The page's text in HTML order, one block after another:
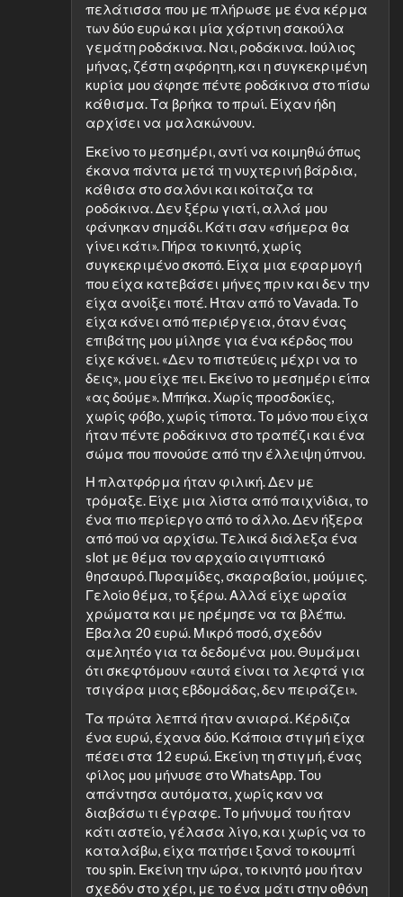
πελάτισσα που με πλήρωσε με ένα κέρμα
των δύο ευρώ και μία χάρτινη σακούλα
γεμάτη ροδάκινα. Ναι, ροδάκινα. Ιούλιος
μήνας, ζέστη αφόρητη, και η συγκεκριμένη
κυρία μου άφησε πέντε ροδάκινα στο πίσω
κάθισμα. Τα βρήκα το πρωί. Είχαν ήδη
αρχίσει να μαλακώνουν.
Εκείνο το μεσημέρι, αντί να κοιμηθώ όπως
έκανα πάντα μετά τη νυχτερινή βάρδια,
κάθισα στο σαλόνι και κοίταζα τα
ροδάκινα. Δεν ξέρω γιατί, αλλά μου
φάνηκαν σημάδι. Κάτι σαν «σήμερα θα
γίνει κάτι». Πήρα το κινητό, χωρίς
συγκεκριμένο σκοπό. Είχα μια εφαρμογή
που είχα κατεβάσει μήνες πριν και δεν την
είχα ανοίξει ποτέ. Ήταν από το Vavada. Το
είχα κάνει από περιέργεια, όταν ένας
επιβάτης μου μίλησε για ένα κέρδος που
είχε κάνει. «Δεν το πιστεύεις μέχρι να το
δεις», μου είχε πει. Εκείνο το μεσημέρι είπα
«ας δούμε». Μπήκα. Χωρίς προσδοκίες,
χωρίς φόβο, χωρίς τίποτα. Το μόνο που είχα
ήταν πέντε ροδάκινα στο τραπέζι και ένα
σώμα που πονούσε από την έλλειψη ύπνου.
Η πλατφόρμα ήταν φιλική. Δεν με
τρόμαξε. Είχε μια λίστα από παιχνίδια, το
ένα πιο περίεργο από το άλλο. Δεν ήξερα
από πού να αρχίσω. Τελικά διάλεξα ένα
slot με θέμα τον αρχαίο αιγυπτιακό
θησαυρό. Πυραμίδες, σκαραβαίοι, μούμιες.
Γελοίο θέμα, το ξέρω. Αλλά είχε ωραία
χρώματα και με ηρέμησε να τα βλέπω.
Έβαλα 20 ευρώ. Μικρό ποσό, σχεδόν
αμελητέο για τα δεδομένα μου. Θυμάμαι
ότι σκεφτόμουν «αυτά είναι τα λεφτά για
τσιγάρα μιας εβδομάδας, δεν πειράζει».
Τα πρώτα λεπτά ήταν ανιαρά. Κέρδιζα
ένα ευρώ, έχανα δύο. Κάποια στιγμή είχα
πέσει στα 12 ευρώ. Εκείνη τη στιγμή, ένας
φίλος μου μήνυσε στο WhatsApp. Του
απάντησα αυτόματα, χωρίς καν να
διαβάσω τι έγραφε. Το μήνυμά του ήταν
κάτι αστείο, γέλασα λίγο, και χωρίς να το
καταλάβω, είχα πατήσει ξανά το κουμπί
του spin. Εκείνη την ώρα, το κινητό μου ήταν
σχεδόν στο χέρι, με το ένα μάτι στην οθόνη